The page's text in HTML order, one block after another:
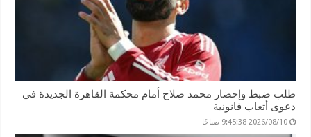
طلب ضبط وإحضار محمد صلاح أمام محكمة القاهرة الجديدة في
دعوى أتعاب قانونية
2026/08/10 9:45:38 صباحًا